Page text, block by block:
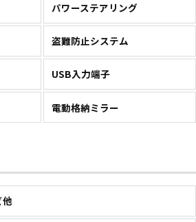
パワーステアリング
盗難防止システム
USB入力端子
電動格納ミラー